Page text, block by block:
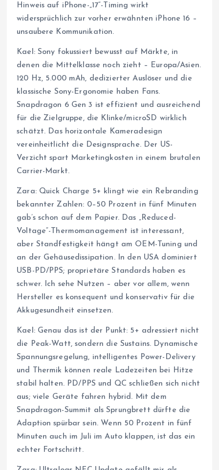
Hinweis auf iPhone-„17“-Timing wirkt
widersprüchlich zur vorher erwähnten iPhone 16 –
unsaubere Kommunikation.
Kael: Sony fokussiert bewusst auf Märkte, in
denen die Mittelklasse noch zieht – Europa/Asien.
120 Hz, 5.000 mAh, dedizierter Auslöser und die
klassische Sony-Ergonomie haben Fans.
Snapdragon 6 Gen 3 ist effizient und ausreichend
für die Zielgruppe, die Klinke/microSD wirklich
schätzt. Das horizontale Kameradesign
vereinheitlicht die Designsprache. Der US-
Verzicht spart Marketingkosten in einem brutalen
Carrier-Markt.
Zara: Quick Charge 5+ klingt wie ein Rebranding
bekannter Zahlen: 0–50 Prozent in fünf Minuten
gab’s schon auf dem Papier. Das „Reduced-
Voltage“-Thermomanagement ist interessant,
aber Standfestigkeit hängt am OEM-Tuning und
an der Gehäusedissipation. In den USA dominiert
USB-PD/PPS; proprietäre Standards haben es
schwer. Ich sehe Nutzen – aber vor allem, wenn
Hersteller es konsequent und konservativ für die
Akkugesundheit einsetzen.
Kael: Genau das ist der Punkt: 5+ adressiert nicht
die Peak-Watt, sondern die Sustains. Dynamische
Spannungsregelung, intelligentes Power-Delivery
und Thermik können reale Ladezeiten bei Hitze
stabil halten. PD/PPS und QC schließen sich nicht
aus; viele Geräte fahren hybrid. Mit dem
Snapdragon-Summit als Sprungbrett dürfte die
Adaption spürbar sein. Wenn 50 Prozent in fünf
Minuten auch im Juli im Auto klappen, ist das ein
echter Fortschritt.